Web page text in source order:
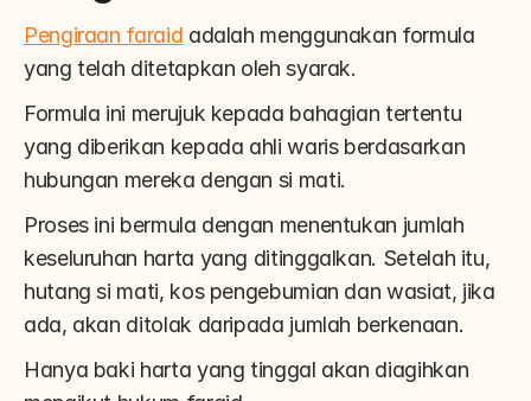
Pengiraan faraid adalah menggunakan formula
yang telah ditetapkan oleh syarak.
Formula ini merujuk kepada bahagian tertentu
yang diberikan kepada ahli waris berdasarkan
hubungan mereka dengan si mati.
Proses ini bermula dengan menentukan jumlah
keseluruhan harta yang ditinggalkan. Setelah itu,
hutang si mati, kos pengebumian dan wasiat, jika
ada, akan ditolak daripada jumlah berkenaan.
Hanya baki harta yang tinggal akan diagihkan